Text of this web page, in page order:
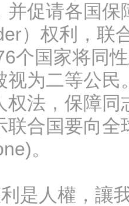
并促请各国
）权利，联
个国家将同
视为二等公
权法，保障
联合国要向
。
是人權，讓